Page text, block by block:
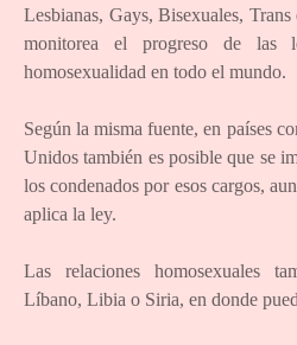
Lesbianas, Gays, Bisexuales,
monitorea el progreso de las
homosexualidad en todo el mundo.
Según la misma fuente, en países
Unidos también es posible que se
los condenados por esos cargos,
aplica la ley.
Las relaciones homosexuales
Líbano, Libia o Siria, en donde